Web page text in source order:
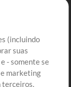
(incluindo
suas
- somente se
marketing
terceiros.